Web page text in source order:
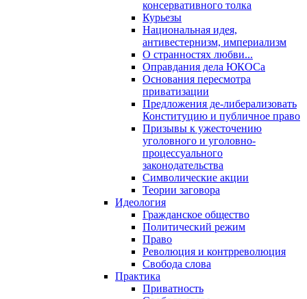
консервативного толка
Курьезы
Национальная идея,
антивестернизм, империализм
О странностях любви...
Оправдания дела ЮКОСа
Основания пересмотра
приватизации
Предложения де-либерализовать
Конституцию и публичное право
Призывы к ужесточению
уголовного и уголовно-
процессуального
законодательства
Символические акции
Теории заговора
Идеология
Гражданское общество
Политический режим
Право
Революция и контрреволюция
Свобода слова
Практика
Приватность